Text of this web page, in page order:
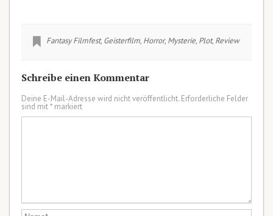
Fantasy Filmfest, Geisterfilm, Horror, Mysterie, Plot, Review
Schreibe einen Kommentar
Deine E-Mail-Adresse wird nicht veröffentlicht. Erforderliche Felder
sind mit*markiert